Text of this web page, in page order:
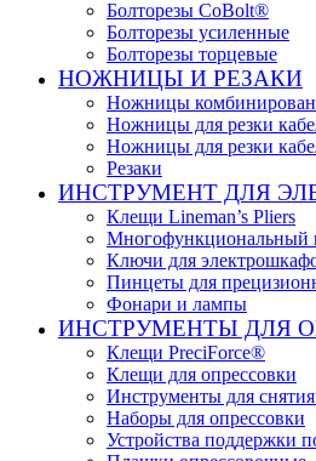
Болторезы CoBolt®
Болторезы усиленные
Болторезы торцевые
НОЖНИЦЫ И РЕЗАКИ
Ножницы
Ножницы для резки
Ножницы для резки
Резаки
ИНСТРУМЕНТ ДЛЯ
Клещи Lineman’s Pliers
Многофункциональный
Ключи для
Пинцеты для
Фонари и лампы
ИНСТРУМЕНТЫ ДЛЯ
Клещи PreciForce®
Клещи для опрессовки
Инструменты для
Наборы для опрессовки
Устройства поддержки